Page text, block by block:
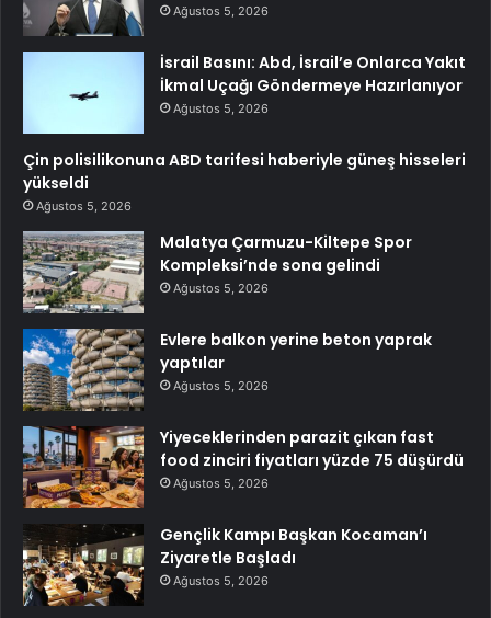
Ağustos 5, 2026
İsrail Basını: Abd, İsrail’e Onlarca Yakıt
İkmal Uçağı Göndermeye Hazırlanıyor
Ağustos 5, 2026
Çin polisilikonuna ABD tarifesi haberiyle güneş hisseleri
yükseldi
Ağustos 5, 2026
Malatya Çarmuzu-Kiltepe Spor
Kompleksi’nde sona gelindi
Ağustos 5, 2026
Evlere balkon yerine beton yaprak
yaptılar
Ağustos 5, 2026
Yiyeceklerinden parazit çıkan fast
food zinciri fiyatları yüzde 75 düşürdü
Ağustos 5, 2026
Gençlik Kampı Başkan Kocaman’ı
Ziyaretle Başladı
Ağustos 5, 2026